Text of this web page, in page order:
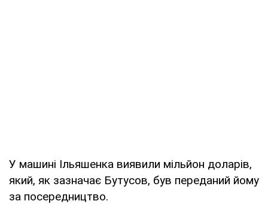
У машині Ільяшенка виявили мільйон доларів,
який, як зазначає Бутусов, був переданий йому
за посередництво.